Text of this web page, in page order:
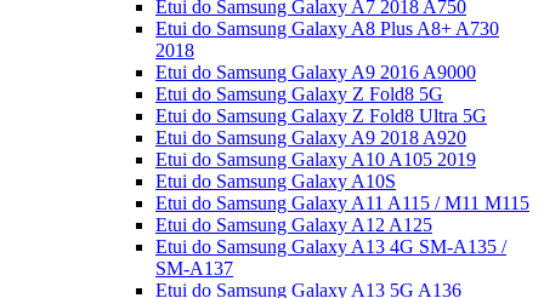
Etui do Samsung Galaxy A7 2018 A750
Etui do Samsung Galaxy A8 Plus A8+ A730
2018
Etui do Samsung Galaxy A9 2016 A9000
Etui do Samsung Galaxy Z Fold8 5G
Etui do Samsung Galaxy Z Fold8 Ultra 5G
Etui do Samsung Galaxy A9 2018 A920
Etui do Samsung Galaxy A10 A105 2019
Etui do Samsung Galaxy A10S
Etui do Samsung Galaxy A11 A115 / M11 M115
Etui do Samsung Galaxy A12 A125
Etui do Samsung Galaxy A13 4G SM-A135 /
SM-A137
Etui do Samsung Galaxy A13 5G A136